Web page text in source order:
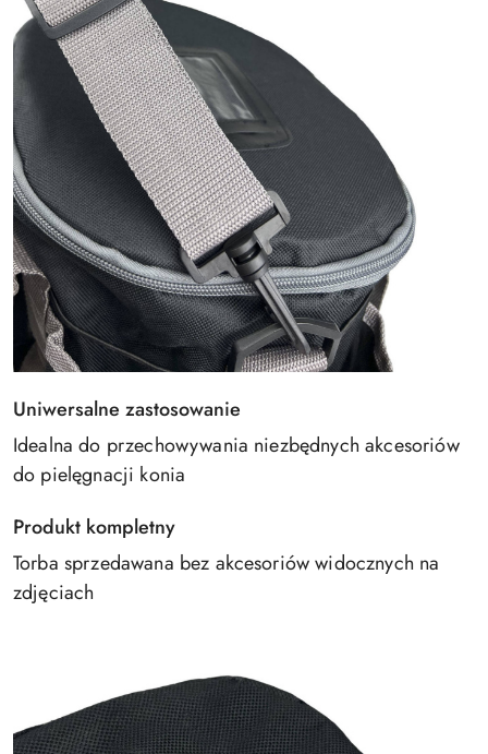
Uniwersalne zastosowanie
Idealna do przechowywania niezbędnych akcesoriów
do pielęgnacji konia
Produkt kompletny
Torba sprzedawana bez akcesoriów widocznych na
zdjęciach